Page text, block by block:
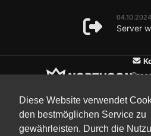
Diese Website verwendet
den bestmöglichen Service zu
gewährleisten. Durch die
Server
Updates